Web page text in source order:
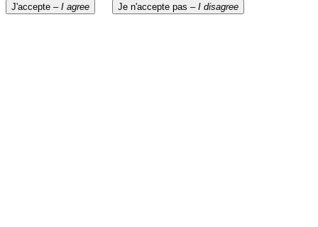
J'accepte – I agree Je n'accepte pas – I disagree